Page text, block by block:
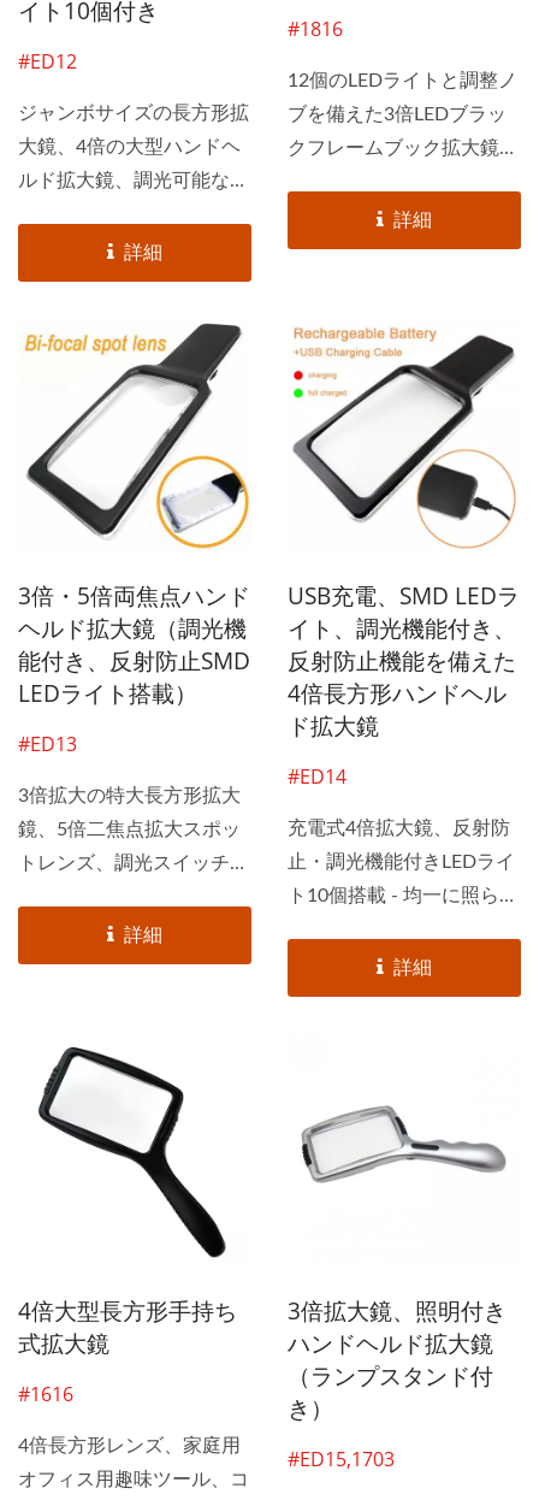
イト10個付き
#ED12
ジャンボサイズの長方形拡
大鏡、4倍の大型ハンドヘ
ルド拡大鏡、調光可能な反
詳細
#1816
12個のLEDライトと調整ノ
ブを備えた3倍LEDブラッ
クフレームブック拡大鏡。
制限されることなく、使用
条件、環境ニーズ、個人の
拡大鏡は、手で動かすこと
なく広い視野をカバーでき
ます。レンズ（視野）のサ
イズは4.5インチ×7インチ
で、最大300%まで拡大可
能です。
詳細
3倍・5倍両焦点ハンド
ヘルド拡大鏡（調光機
能付き、反射防止SMD
LEDライト搭載）
#ED13
3倍拡大の特大長方形拡大
鏡、5倍二焦点拡大スポッ
トレンズ、調光スイッチ付
詳細
USB充電、SMD LEDラ
イト、調光機能付き、
反射防止機能を備えた
4倍長方形ハンドヘル
ド拡大鏡
#ED14
充電式4倍拡大鏡、反射防
止・調光機能付きLEDライ
ト10個搭載 - 均一に照らさ
詳細
4倍大型長方形手持ち
式拡大鏡
#1616
4倍長方形レンズ、家庭用
オフィス用趣味ツール、コ
3倍拡大鏡、照明付き
ハンドヘルド拡大鏡
（ランプスタンド付
き）
#ED15,1703